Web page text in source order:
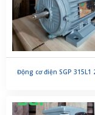
Động cơ điện SGP 315L1